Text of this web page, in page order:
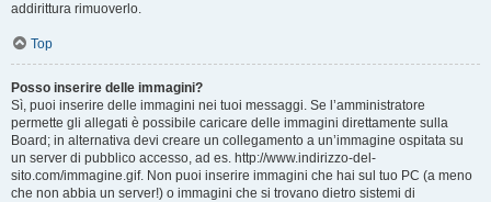
addirittura rimuoverlo.
Top
Posso inserire delle immagini?
Sì, puoi inserire delle immagini nei tuoi messaggi. Se l’amministratore
permette gli allegati è possibile caricare delle immagini direttamente sulla
Board; in alternativa devi creare un collegamento a un’immagine ospitata su
un server di pubblico accesso, ad es. http://www.indirizzo-del-
sito.com/immagine.gif. Non puoi inserire immagini che hai sul tuo PC (a meno
che non abbia un server!) o immagini che si trovano dietro sistemi di